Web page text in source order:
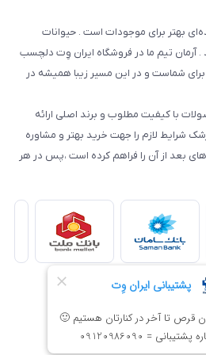
بهتر برای موجودات است . حیوانات
. آرمان تیم ما در فروشگاه ایران وِت دلچسب
شماست و در این مسیر زیبا همیشه در
با کیفیت مطلوب و برند اصلی ارائه
شرایط لازم را جهت خرید بهتر و مشاوره
بعد از آن را فراهم کرده است ،پس در هر